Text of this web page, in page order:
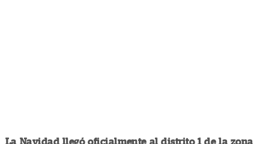
La Navidad llegó oficialmente al distrito 1 de la zona